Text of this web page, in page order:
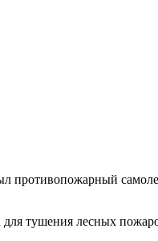
противопожарный
тушения лесных